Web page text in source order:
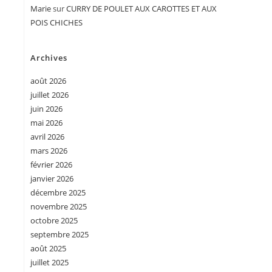
MariesurCURRY DE POULET AUX CAROTTES ET AUX
POIS CHICHES
Archives
août 2026
juillet 2026
juin 2026
mai 2026
avril 2026
mars 2026
février 2026
janvier 2026
décembre 2025
novembre 2025
octobre 2025
septembre 2025
août 2025
juillet 2025